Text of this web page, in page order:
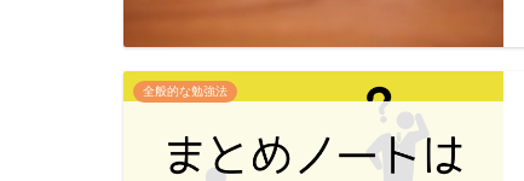
全般的な勉強法